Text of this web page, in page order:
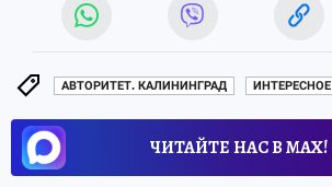
АВТОРИТЕТ. КАЛИНИНГРАД ИНТЕРЕСНОЕ
ЧИТАЙТЕ НАС В МАХ!